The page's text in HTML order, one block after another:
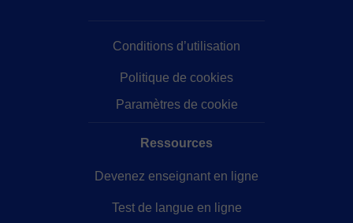
Conditions d’utilisation
Politique de cookies
Paramètres de cookie
Ressources
Devenez enseignant en ligne
Test de langue en ligne